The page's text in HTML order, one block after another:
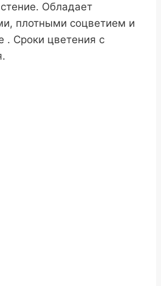
Обладает
плотными соцветием и
. Сроки цветения с